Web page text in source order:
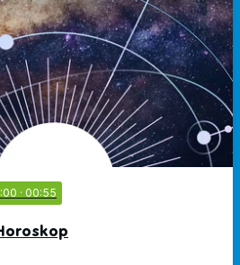
· 00:55